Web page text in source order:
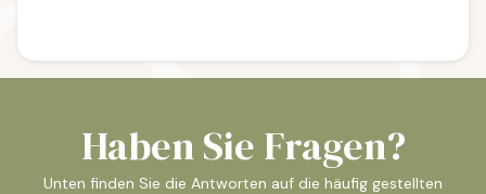
Haben Sie Fragen?
Unten finden Sie die Antworten auf die häufig gestellten